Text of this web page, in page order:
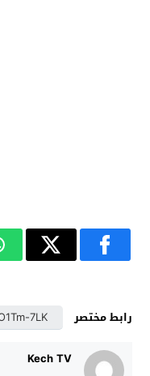
رابط مختصر
Kech TV